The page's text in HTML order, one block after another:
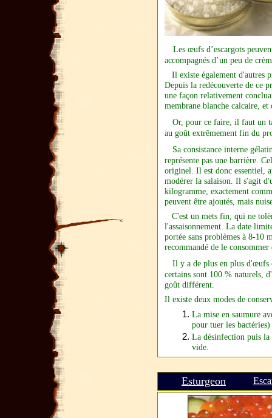
Les œufs d’escargots
accompagnés d’un peu de
Il existe également d'autres
Depuis la redécouverte de ce
une façon relativement
membrane blanche calcaire,
Or, pour ce faire, il faut un
au goût extrêmement fin du
Sa consistance interne
représente pas une barrière.
originel. Il est donc essentiel,
modérer la salaison. Il s'agit
kilogramme, exactement
peuvent être ajoutés, mais
C'est un mets fin, qui ne
l'assaisonnement. La date
portée sans problèmes à 8-
recommandé de le consommer
Il y a de plus en plus d'œufs
certains sont 100 % naturels,
goût différent.
Il existe deux modes de
La mise en saumure
pour tuer les
La désinfection puis la
vide.
Esturgeon